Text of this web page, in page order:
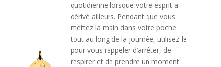
quotidienne lorsque votre esprit a
dérivé ailleurs. Pendant que vous
mettez la main dans votre poche
tout au long de la journée, utilisez-le
pour vous rappeler d’arrêter, de
respirer et de prendre un moment